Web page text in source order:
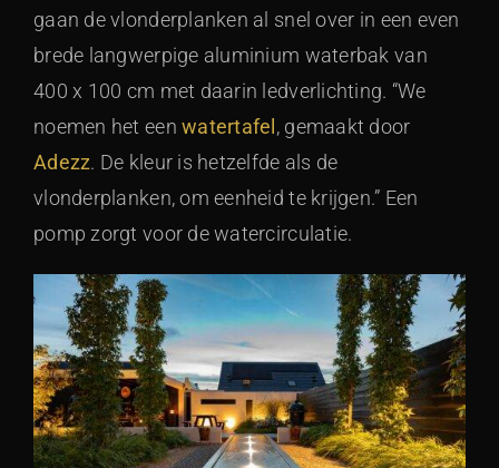
gaan de vlonderplanken al snel over in een even
brede langwerpige aluminium waterbak van
400 x 100 cm met daarin ledverlichting. “We
noemen het eenwatertafel , gemaakt door
Adezz. De kleur is hetzelfde als de
vlonderplanken, om eenheid te krijgen.” Een
pomp zorgt voor de watercirculatie.